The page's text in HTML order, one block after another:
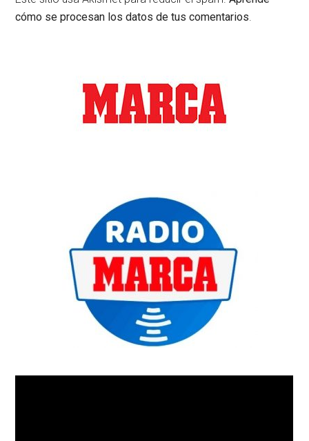
cómo se procesan los datos de tus comentarios.